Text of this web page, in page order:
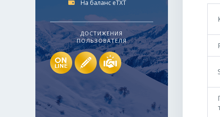
На баланс eTXT
ДОСТИЖЕНИЯ
ПОЛЬЗОВАТЕЛЯ